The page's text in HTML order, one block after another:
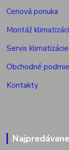
Cenová ponuka
Montáž
Servis klimatizácie
Obchodné
Kontakty